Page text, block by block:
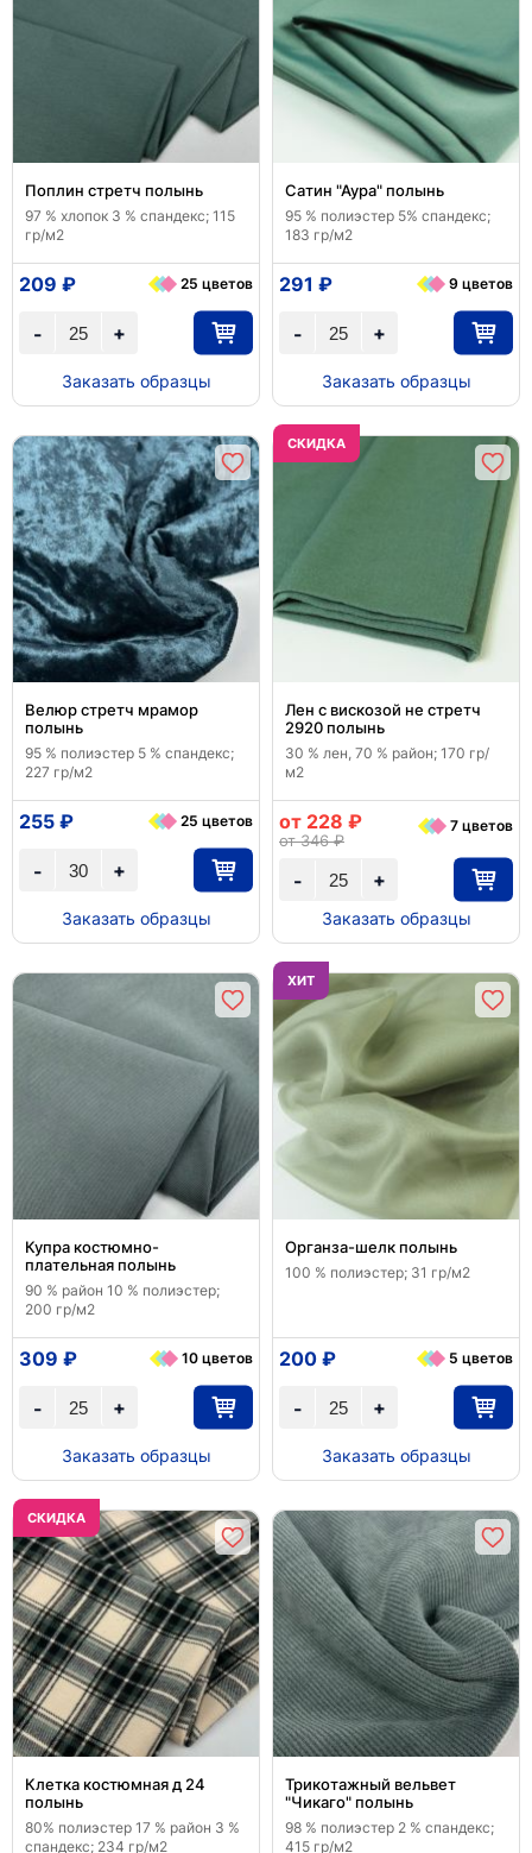
Поплин стретч полынь
97 % хлопок 3 % спандекс; 115
гр/м2
+
-
209 ₽ 25 цветов
Заказать образцы
Сатин "Аура" полынь
95 % полиэстер 5% спандекс;
183 гр/м2
+
-
291 ₽ 9 цветов
Заказать образцы
Велюр стретч мрамор
полынь
95 % полиэстер 5 % спандекс;
227 гр/м2
+
-
255 ₽ 25 цветов
Заказать образцы
CКИДКА
Лен с вискозой не стретч
2920 полынь
30 % лен, 70 % район; 170 гр/
м2
+
-
от 228 ₽
от 346 ₽
7 цветов
Заказать образцы
Купра костюмно-
плательная полынь
90 % район 10 % полиэстер;
200 гр/м2
+
-
309 ₽ 10 цветов
Заказать образцы
ХИТ
Органза-шелк полынь
100 % полиэстер; 31 гр/м2
+
-
200 ₽ 5 цветов
Заказать образцы
CКИДКА
Клетка костюмная д 24
полынь
80% полиэстер 17 % район 3 %
спандекс; 234 гр/м2
Трикотажный вельвет
"Чикаго" полынь
98 % полиэстер 2 % спандекс;
415 гр/м2